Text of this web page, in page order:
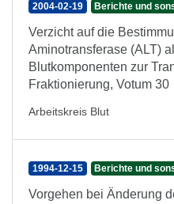
2004-02-19 Berichte und
Verzicht auf die
Aminotransferase (ALT)
Blutkomponenten zur
Fraktionierung, Votum 30
Arbeitskreis Blut
1994-12-15 Berichte und
Vorgehen bei Änderung